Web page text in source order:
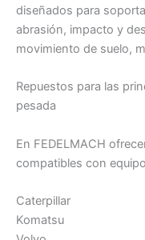
diseñados para
abrasión, impacto y
movimiento de suelo,
Repuestos para las
pesada
En FEDELMACH
compatibles con
Caterpillar
Komatsu